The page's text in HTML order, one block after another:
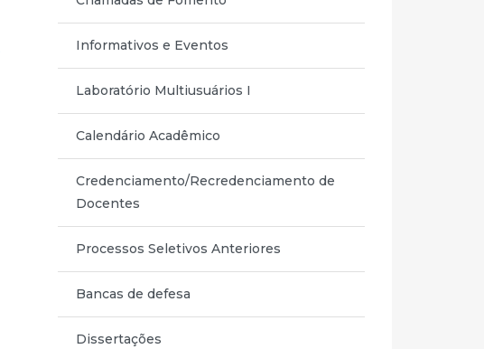
Informativos e Eventos
Laboratório Multiusuários I
Calendário Acadêmico
Credenciamento/Recredenciamento de
Docentes
Processos Seletivos Anteriores
Bancas de defesa
Dissertações